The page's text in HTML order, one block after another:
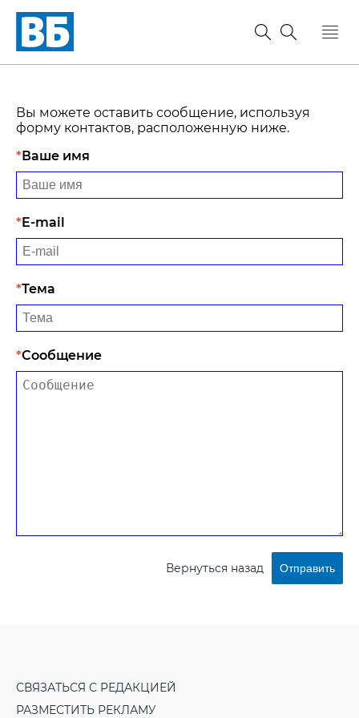
Вы можете оставить сообщение, используя
форму контактов, расположенную ниже.
Ваше имя
E-mail
Тема
Сообщение
Вернуться назад Отправить
СВЯЗАТЬСЯ С РЕДАКЦИЕЙ
РАЗМЕСТИТЬ РЕКЛАМУ